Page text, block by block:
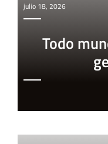
julio 18, 2026
Todo